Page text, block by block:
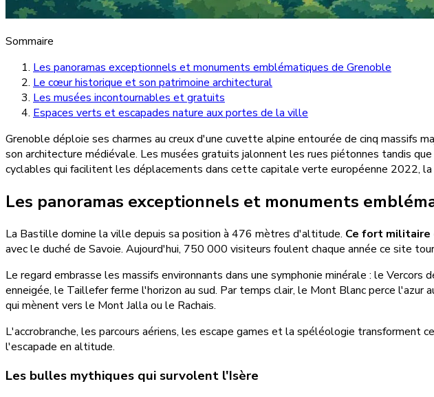
Sommaire
Les panoramas exceptionnels et monuments emblématiques de Grenoble
Le cœur historique et son patrimoine architectural
Les musées incontournables et gratuits
Espaces verts et escapades nature aux portes de la ville
Grenoble déploie ses charmes au creux d'une cuvette alpine entourée de cinq
son architecture médiévale. Les musées gratuits jalonnent les rues piétonnes tandis
cyclables qui facilitent les déplacements dans cette capitale verte européenne 2022,
Les panoramas exceptionnels et monuments
La Bastille domine la ville depuis sa position à 476 mètres d'altitude. Ce fort militaire
avec le duché de Savoie. Aujourd'hui, 750 000 visiteurs foulent chaque année ce site
Le regard embrasse les massifs environnants dans une symphonie minérale : le
enneigée, le Taillefer ferme l'horizon au sud. Par temps clair, le Mont Blanc perce
qui mènent vers le Mont Jalla ou le Rachais.
L'accrobranche, les parcours aériens, les escape games et la spéléologie
l'escapade en altitude.
Les bulles mythiques qui survolent l'Isère